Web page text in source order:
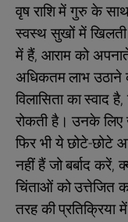
वृष राशि में गुरु के
स्वस्थ सुखों में खिलती
में हैं, आराम को
अधिकतम लाभ उठाने
विलासिता का स्वाद
रोकती है। उनके लिए
फिर भी ये छोटे-छोटे
नहीं हैं जो बर्बाद
चिंताओं को उत्तेजित
तरह की प्रतिक्रिया